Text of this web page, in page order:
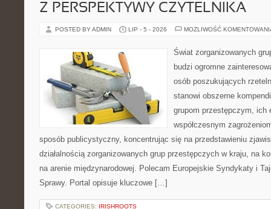
Z PERSPEKTYWY CZYTELNIKA
POSTED BY ADMIN LIP - 5 - 2026 MOŻLIWOŚĆ
Świat zorganizowanych
budzi ogromne
osób poszukujących
stanowi obszerne
grupom przestępczym, ich
współczesnym
sposób publicystyczny, koncentrując się na przedstawieniu
działalnością zorganizowanych grup przestępczych w kraju, na
na arenie międzynarodowej. Polecam Europejskie Syndykaty i
Sprawy. Portal opisuje kluczowe […]
CATEGORIES: IRISHROOTS